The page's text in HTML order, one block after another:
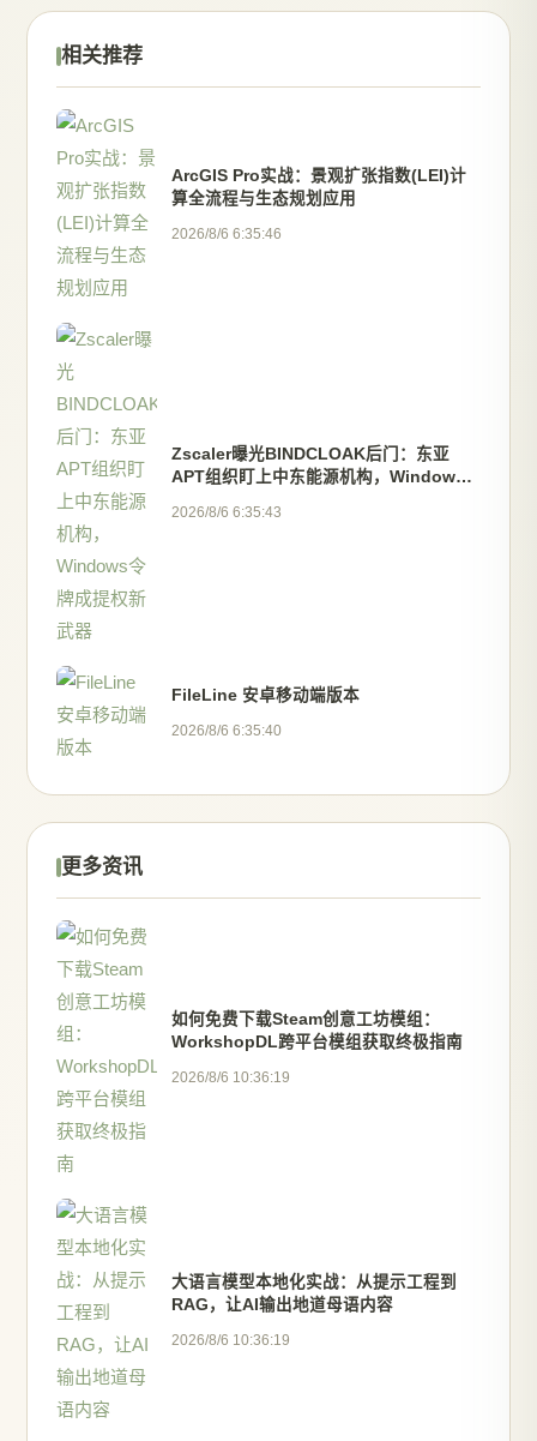
相关推荐
ArcGIS Pro实战：景观扩张指数(LEI)计
算全流程与生态规划应用
2026/8/6 6:35:46
Zscaler曝光BINDCLOAK后门：东亚
APT组织盯上中东能源机构，Windows
2026/8/6 6:35:43
FileLine 安卓移动端版本
2026/8/6 6:35:40
更多资讯
如何免费下载Steam创意工坊模组：
WorkshopDL跨平台模组获取终极指南
2026/8/6 10:36:19
大语言模型本地化实战：从提示工程到
RAG，让AI输出地道母语内容
2026/8/6 10:36:19